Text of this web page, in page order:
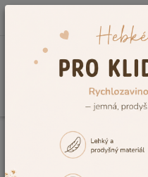
Vzorník výšivek
Výšivka č.6